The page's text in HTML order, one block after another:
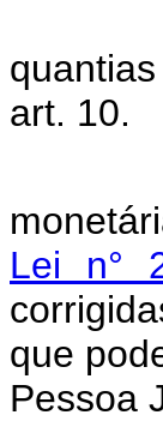
2° O
art. 10.
Lei n°
que
Pessoa